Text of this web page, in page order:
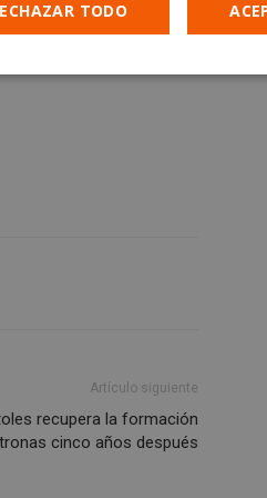
gratis al
Artículo siguiente
recupera la formación
cinco años después
TODO
de
Cookies de
Cookie generada por aplicaciones